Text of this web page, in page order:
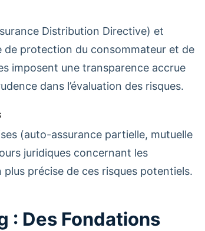
Distribution Directive) et
de protection du consommateur et de
imposent une transparence accrue
dans l’évaluation des risques.
(auto-assurance partielle, mutuelle
juridiques concernant les
précise de ces risques potentiels.
: Des Fondations